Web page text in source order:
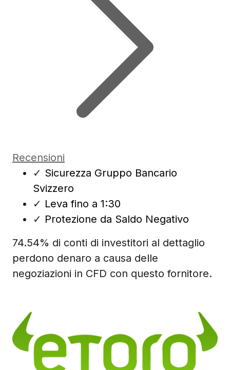
Recensioni
✓ Sicurezza Gruppo Bancario
Svizzero
✓ Leva fino a 1:30
✓ Protezione da Saldo Negativo
74.54% di conti di investitori al dettaglio
perdono denaro a causa delle
negoziazioni in CFD con questo fornitore.